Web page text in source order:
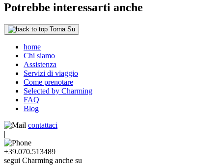
Potrebbe interessarti anche
Torna Su
home
Chi siamo
Assistenza
Servizi di viaggio
Come prenotare
Selected by Charming
FAQ
Blog
contattaci
|
+39.070.513489
segui Charming anche su